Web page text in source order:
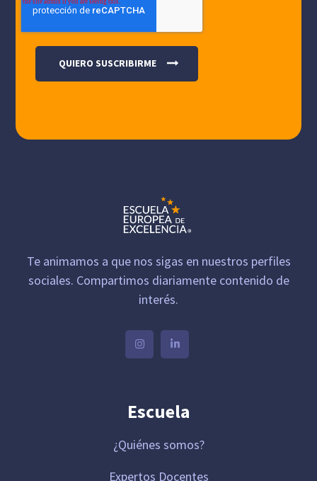
Te animamos a que nos sigas en nuestros perfiles
sociales. Compartimos diariamente contenido de
interés.
Escuela
¿Quiénes somos?
Expertos Docentes